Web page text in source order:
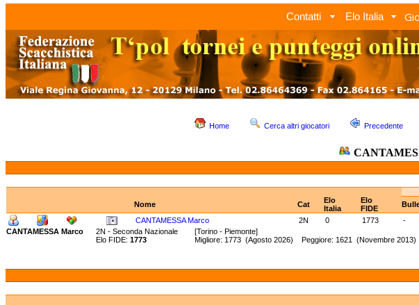
Contatti Elo Italia
Home Cerca altri giocatori Precedente
Nome
Cat
Elo
Italia
Elo
FIDE
CANTAMESSA Marco
2N 0 1773 -
CANTAMESSA Marco
2N - Seconda Nazionale [Torino - Piemonte]
Elo FIDE: 1773 Migliore: 1773 (Agosto 2026) Peggiore: 1621 (Novembre 2013)